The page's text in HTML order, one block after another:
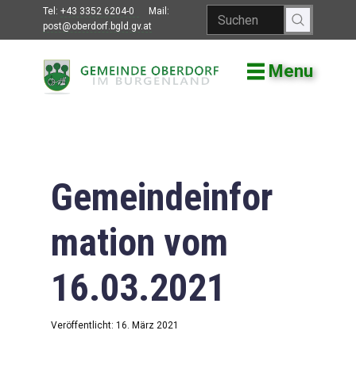
Tel: +43 3352 6204-0
Mail:
post@oberdorf.bgld.gv.at
Menu
Willkommen
Gemeindeamt
Gemeinderat
Bildung
Vereine
Gemeindeinfor
mation vom
16.03.2021
Veröffentlicht: 16. März 2021